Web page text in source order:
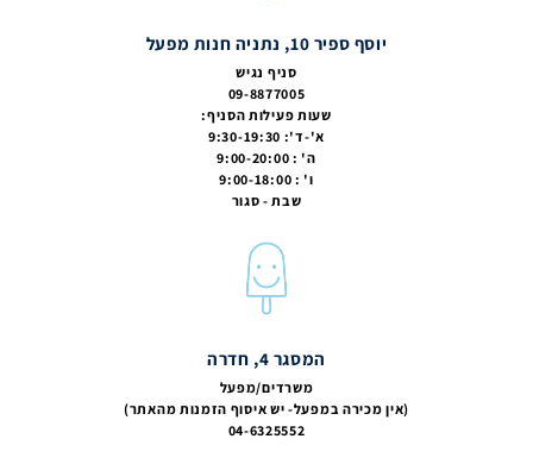
יוסף ספיר 10, נתניה חנות מפעל
סניף נגיש
09-8877005
שעות פעילות הסניף:
א'-ד': 9:30-19:30
ה' : 9:00-20:00
ו' : 9:00-18:00
שבת - סגור
המסגר 4, חדרה
משרדים/מפעל
(אין מכירה במפעל- יש איסוף הזמנות מהאתר)
04-6325552